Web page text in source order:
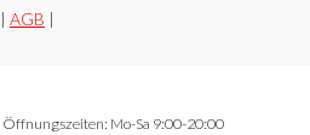
| AGB |
Öffnungszeiten: Mo-Sa 9:00-20:00